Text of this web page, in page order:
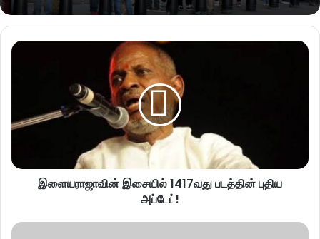
இளையராஜாவின் இசையில் 1417வது படத்தின் புதிய
அப்டேட்!